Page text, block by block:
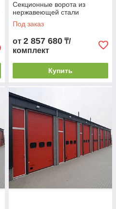
Секционные ворота из
нержавеющей стали
Под заказ
от 2 857 680 ₸/
комплект
Купить